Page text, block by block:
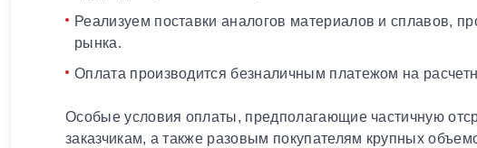
Реализуем поставки аналогов материалов и сплавов,
рынка.
Оплата производится безналичным платежом на
Особые условия оплаты, предполагающие частичную
заказчикам, а также разовым покупателям крупных